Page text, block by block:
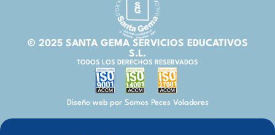
© 2025 SANTA GEMA SERVICIOS EDUCATIVOS
S.L.
TODOS LOS DERECHOS RESERVADOS
Diseño web por Somos Peces Voladores